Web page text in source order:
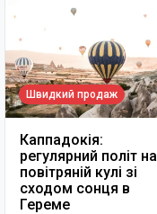
Швидкий продаж
Каппадокія:
регулярний політ на
повітряній кулі зі
сходом сонця в
Гереме